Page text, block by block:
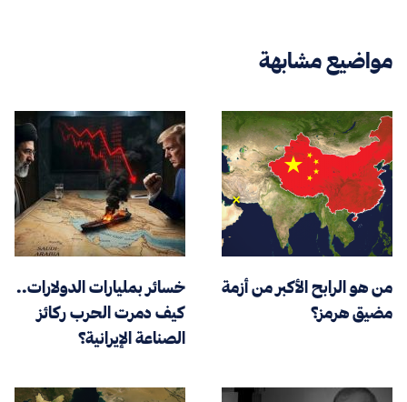
مواضيع مشابهة
من هو الرابح الأكبر من أزمة
مضيق هرمز؟
خسائر بمليارات الدولارات..
كيف دمرت الحرب ركائز
الصناعة الإيرانية؟